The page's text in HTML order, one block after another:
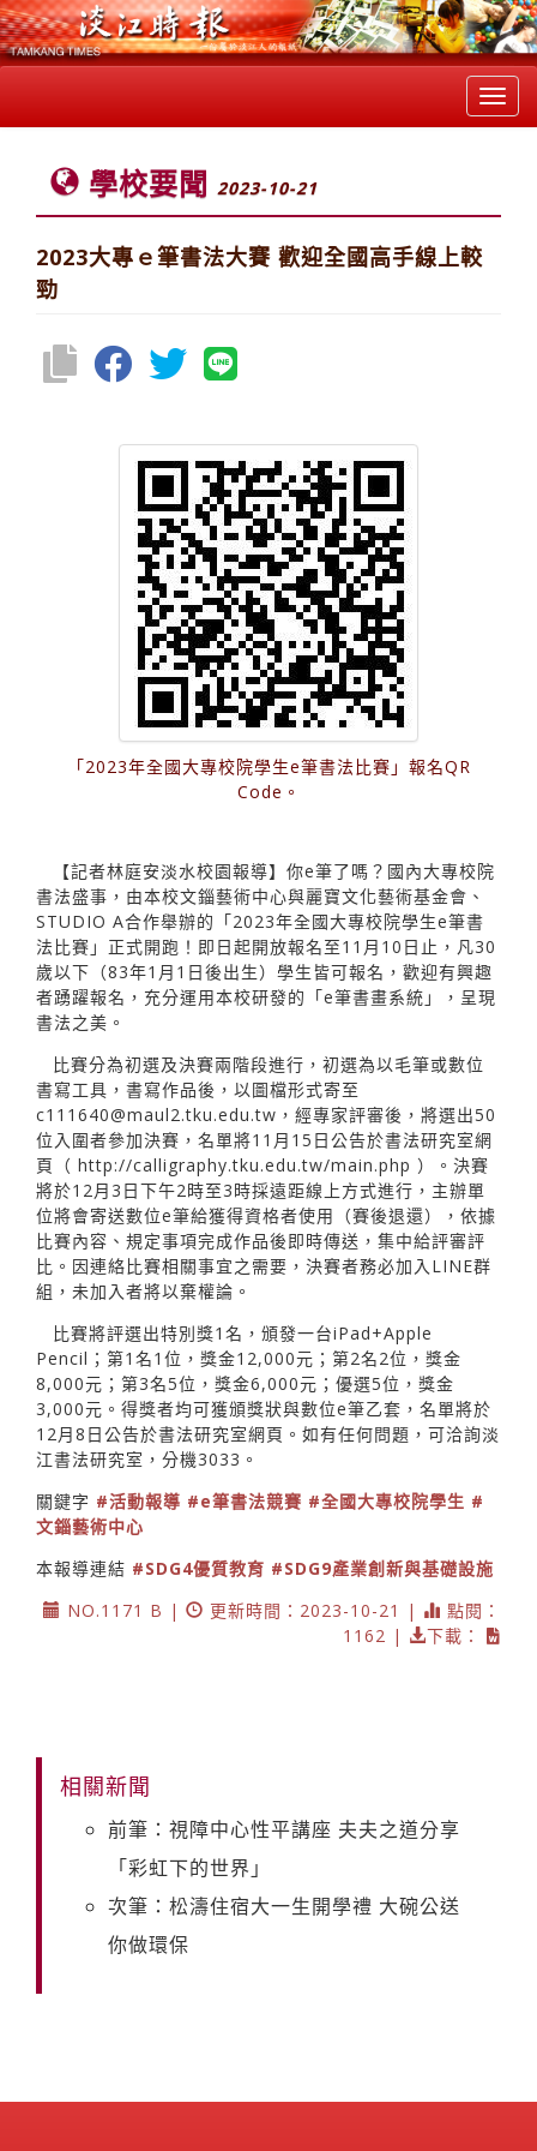
學校要聞 2023-10-21
2023大專ｅ筆書法大賽 歡迎全國高手線上較
勁
「2023年全國大專校院學生e筆書法比賽」報名QR
Code。
【記者林庭安淡水校園報導】你e筆了嗎？國內大專校院
書法盛事，由本校文錙藝術中心與麗寶文化藝術基金會、
STUDIO A合作舉辦的「2023年全國大專校院學生e筆書
法比賽」正式開跑！即日起開放報名至11月10日止，凡30
歲以下（83年1月1日後出生）學生皆可報名，歡迎有興趣
者踴躍報名，充分運用本校研發的「e筆書畫系統」，呈現
書法之美。
比賽分為初選及決賽兩階段進行，初選為以毛筆或數位
書寫工具，書寫作品後，以圖檔形式寄至
c111640@maul2.tku.edu.tw，經專家評審後，將選出50
位入圍者參加決賽，名單將11月15日公告於書法研究室網
頁（ http://calligraphy.tku.edu.tw/main.php ）。決賽
將於12月3日下午2時至3時採遠距線上方式進行，主辦單
位將會寄送數位e筆給獲得資格者使用（賽後退還），依據
比賽內容、規定事項完成作品後即時傳送，集中給評審評
比。因連絡比賽相關事宜之需要，決賽者務必加入LINE群
組，未加入者將以棄權論。
比賽將評選出特別獎1名，頒發一台iPad+Apple
Pencil；第1名1位，獎金12,000元；第2名2位，獎金
8,000元；第3名5位，獎金6,000元；優選5位，獎金
3,000元。得獎者均可獲頒獎狀與數位e筆乙套，名單將於
12月8日公告於書法研究室網頁。如有任何問題，可洽詢淡
江書法研究室，分機3033。
關鍵字 #活動報導 #e筆書法競賽 #全國大專校院學生 #
文錙藝術中心
本報導連結 #SDG4優質教育 #SDG9產業創新與基礎設施
NO.1171 B |
更新時間：2023-10-21 |
點閱：
1162 |
下載：
相關新聞
前筆：視障中心性平講座 夫夫之道分享
「彩虹下的世界」
次筆：松濤住宿大一生開學禮 大碗公送
你做環保